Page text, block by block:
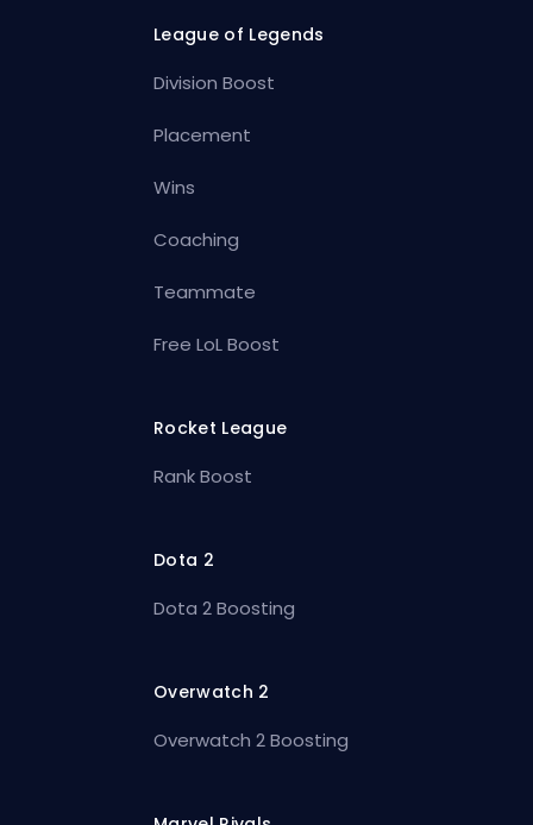
League of Legends
Division Boost
Placement
Wins
Coaching
Teammate
Free LoL Boost
Rocket League
Rank Boost
Dota 2
Dota 2 Boosting
Overwatch 2
Overwatch 2 Boosting